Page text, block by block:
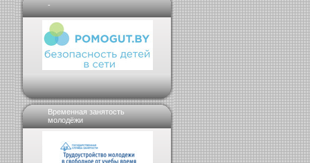
-
Временная занятость
молодёжи